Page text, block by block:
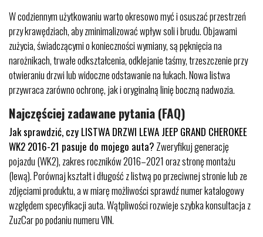
W codziennym użytkowaniu warto okresowo myć i osuszać przestrzeń
przy krawędziach, aby zminimalizować wpływ soli i brudu. Objawami
zużycia, świadczącymi o konieczności wymiany, są pęknięcia na
narożnikach, trwałe odkształcenia, odklejanie taśmy, trzeszczenie przy
otwieraniu drzwi lub widoczne odstawanie na łukach. Nowa listwa
przywraca zarówno ochronę, jak i oryginalną linię boczną nadwozia.
Najczęściej zadawane pytania (FAQ)
Jak sprawdzić, czy LISTWA DRZWI LEWA JEEP GRAND CHEROKEE
WK2 2016-21 pasuje do mojego auta? Zweryfikuj generację
pojazdu (WK2), zakres roczników 2016–2021 oraz stronę montażu
(lewą). Porównaj kształt i długość z listwą po przeciwnej stronie lub ze
zdjęciami produktu, a w miarę możliwości sprawdź numer katalogowy
względem specyfikacji auta. Wątpliwości rozwieje szybka konsultacja z
ZuzCar po podaniu numeru VIN.